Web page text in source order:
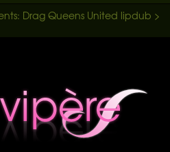
Drag Queens United lipdub >